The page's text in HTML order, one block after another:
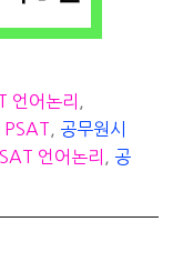
언어논리
공무원시
언어논리
공